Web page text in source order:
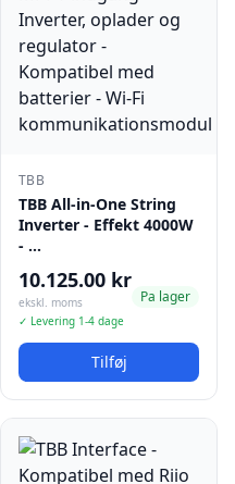
TBB
TBB All-in-One String
Inverter - Effekt 4000W
- …
10.125.00 kr
ekskl. moms
✓ Levering 1-4 dage
Pa lager
Tilføj